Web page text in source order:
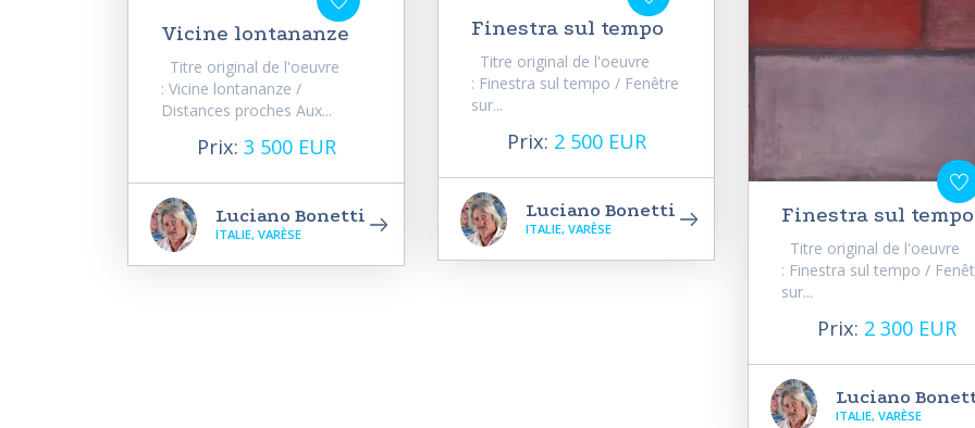
Vicine lontananze
Titre original de l'oeuvre
: Vicine lontananze /
Distances proches Aux...
Prix: 3 500 EUR
Luciano Bonetti
ITALIE, VARÈSE
Finestra sul tempo
Titre original de l'oeuvre
: Finestra sul tempo / Fenêtre
sur...
Prix: 2 500 EUR
Luciano Bonetti
ITALIE, VARÈSE
Finestra sul tempo
Titre original de l'oeuvre
: Finestra sul tempo /
sur...
Prix: 2 300 EUR
Luciano
ITALIE, VARÈSE